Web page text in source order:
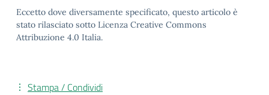
Eccetto dove diversamente specificato, questo articolo è
stato rilasciato sotto Licenza Creative Commons
Attribuzione 4.0 Italia.
Stampa / Condividi